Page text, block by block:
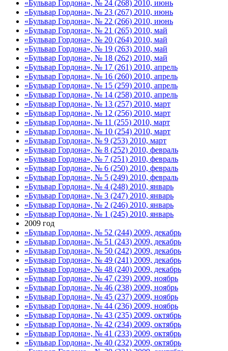
«Бульвар Гордона», № 24 (268) 2010, июнь
«Бульвар Гордона», № 23 (267) 2010, июнь
«Бульвар Гордона», № 22 (266) 2010, июнь
«Бульвар Гордона», № 21 (265) 2010, май
«Бульвар Гордона», № 20 (264) 2010, май
«Бульвар Гордона», № 19 (263) 2010, май
«Бульвар Гордона», № 18 (262) 2010, май
«Бульвар Гордона», № 17 (261) 2010, апрель
«Бульвар Гордона», № 16 (260) 2010, апрель
«Бульвар Гордона», № 15 (259) 2010, апрель
«Бульвар Гордона», № 14 (258) 2010, апрель
«Бульвар Гордона», № 13 (257) 2010, март
«Бульвар Гордона», № 12 (256) 2010, март
«Бульвар Гордона», № 11 (255) 2010, март
«Бульвар Гордона», № 10 (254) 2010, март
«Бульвар Гордона», № 9 (253) 2010, март
«Бульвар Гордона», № 8 (252) 2010, февраль
«Бульвар Гордона», № 7 (251) 2010, февраль
«Бульвар Гордона», № 6 (250) 2010, февраль
«Бульвар Гордона», № 5 (249) 2010, февраль
«Бульвар Гордона», № 4 (248) 2010, январь
«Бульвар Гордона», № 3 (247) 2010, январь
«Бульвар Гордона», № 2 (246) 2010, январь
«Бульвар Гордона», № 1 (245) 2010, январь
2009 год
«Бульвар Гордона», № 52 (244) 2009, декабрь
«Бульвар Гордона», № 51 (243) 2009, декабрь
«Бульвар Гордона», № 50 (242) 2009, декабрь
«Бульвар Гордона», № 49 (241) 2009, декабрь
«Бульвар Гордона», № 48 (240) 2009, декабрь
«Бульвар Гордона», № 47 (239) 2009, ноябрь
«Бульвар Гордона», № 46 (238) 2009, ноябрь
«Бульвар Гордона», № 45 (237) 2009, ноябрь
«Бульвар Гордона», № 44 (236) 2009, ноябрь
«Бульвар Гордона», № 43 (235) 2009, октябрь
«Бульвар Гордона», № 42 (234) 2009, октябрь
«Бульвар Гордона», № 41 (233) 2009, октябрь
«Бульвар Гордона», № 40 (232) 2009, октябрь